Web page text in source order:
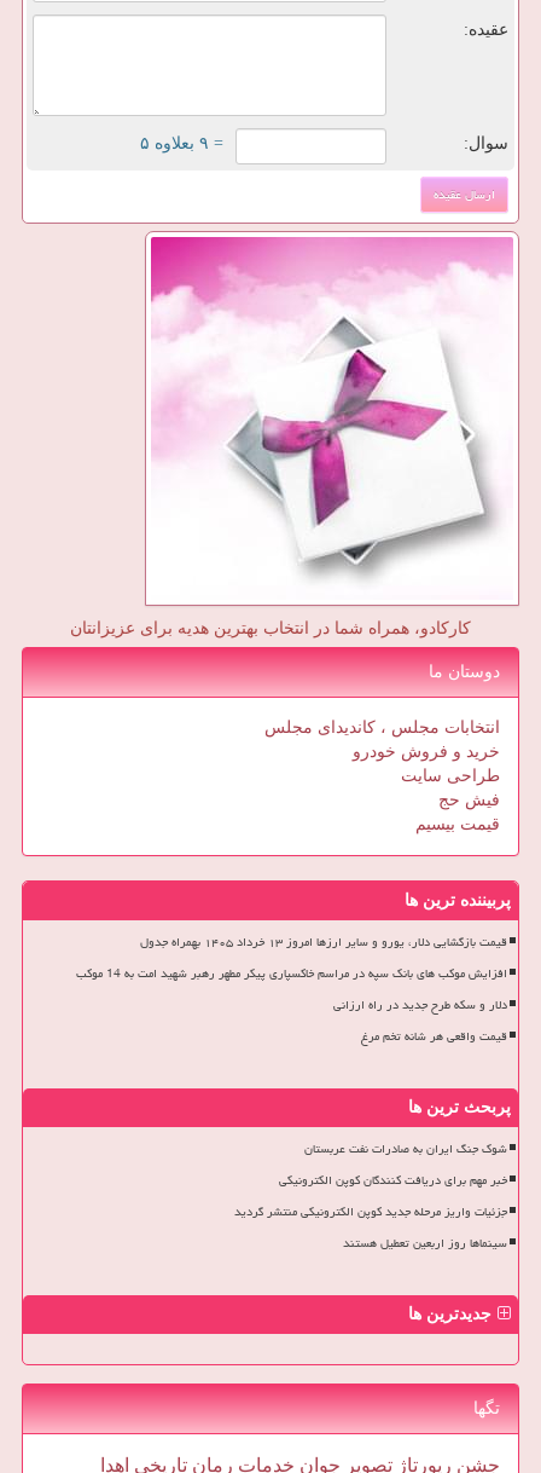
عقیده:
سوال: = ۹ بعلاوه ۵
کارکادو، همراه شما در انتخاب بهترین هدیه برای عزیزانتان
دوستان ما
انتخابات مجلس ، کاندیدای مجلس
خرید و فروش خودرو
طراحی سایت
فیش حج
قیمت بیسیم
پربیننده ترین ها
قیمت بازگشایی دلار، یورو و سایر ارزها امروز ۱۳ خرداد ۱۴۰۵ بهمراه جدول
افزایش موکب های بانک سپه در مراسم خاکسپاری پیکر مطهر رهبر شهید امت به 14 موکب
دلار و سکه طرح جدید در راه ارزانی
قیمت واقعی هر شانه تخم مرغ
پربحث ترین ها
شوک جنگ ایران به صادرات نفت عربستان
خبر مهم برای دریافت کنندگان کوپن الکترونیکی
جزئیات واریز مرحله جدید کوپن الکترونیکی منتشر گردید
سینماها روز اربعین تعطیل هستند
جدیدترین ها
تگها
جشن رپورتاژ تصویر جوان خدمات رمان تاریخی اهدا